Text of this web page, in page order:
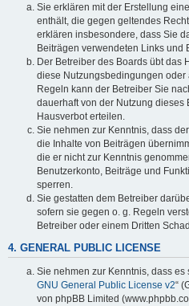
Sie erklären mit der Erstellung
enthält, die gegen geltendes
erklären insbesondere, dass Sie
Beiträgen verwendeten Links und
Der Betreiber des Boards übt das
diese Nutzungsbedingungen
Regeln kann der Betreiber Sie
dauerhaft von der Nutzung
Hausverbot erteilen.
Sie nehmen zur Kenntnis, dass
die Inhalte von Beiträgen
die er nicht zur Kenntnis
Benutzerkonto, Beiträge und
sperren.
Sie gestatten dem Betreiber
sofern sie gegen o. g. Regeln
Betreiber oder einem Dritten
4. GENERAL PUBLIC LICENSE
Sie nehmen zur Kenntnis, dass
GNU General Public License v2“
von phpBB Limited